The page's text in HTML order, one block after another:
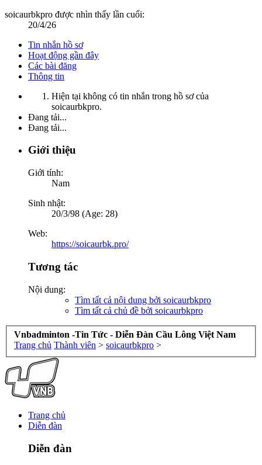
soicaurbkpro được nhìn thấy lần cuối:
20/4/26
Tin nhắn hồ sơ
Hoạt động gần đây
Các bài đăng
Thông tin
Hiện tại không có tin nhắn trong hồ sơ của
soicaurbkpro.
Đang tải...
Đang tải...
Giới thiệu
Giới tính:
Nam
Sinh nhật:
20/3/98 (Age: 28)
Web:
https://soicaurbk.pro/
Tương tác
Nội dung:
Tìm tất cả nội dung bởi soicaurbkpro
Tìm tất cả chủ đề bởi soicaurbkpro
Vnbadminton -Tin Tức - Diễn Đàn Cầu Lông Việt Nam
Trang chủ Thành viên > soicaurbkpro >
Trang chủ
Diễn đàn
Diễn đàn